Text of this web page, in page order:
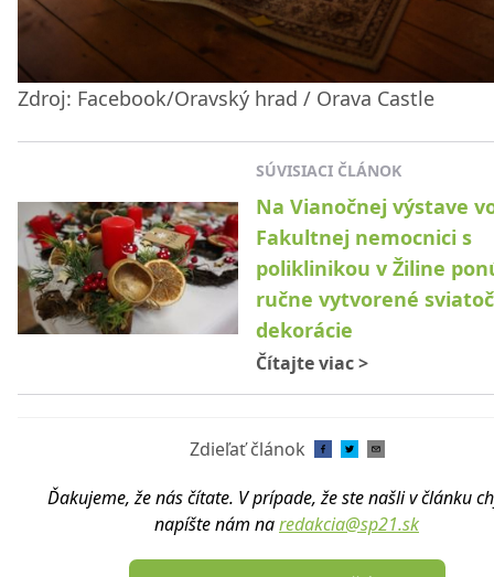
Zdroj: Facebook/Oravský hrad / Orava Castle
SÚVISIACI ČLÁNOK
Na Vianočnej výstave
Fakultnej nemocnici s
poliklinikou v Žiline
ručne vytvorené
dekorácie
Čítajte viac>
Zdieľať článok
Ďakujeme, že nás čítate. V prípade, že ste našli v článku
napíšte nám naredakcia@sp21.sk